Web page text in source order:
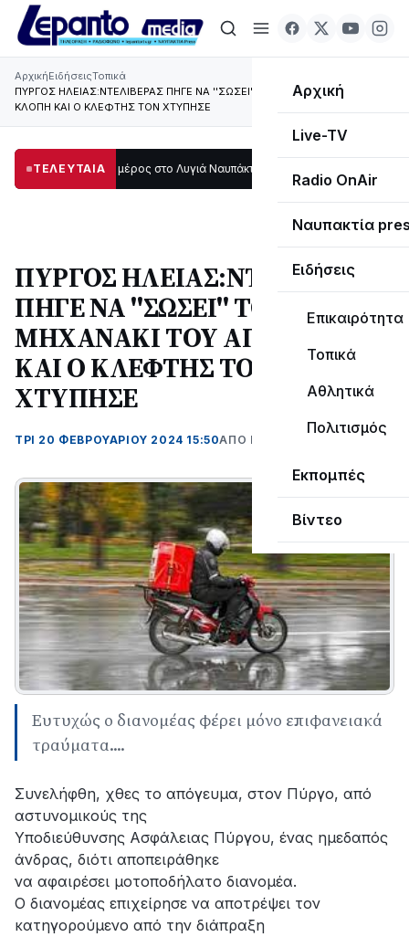
Αρχική
Live-TV
Radio OnAir
Ναυπακτία
Ειδήσεις
Επικαιρότητα
Τοπικά
Αθλητικά
Πολιτισμός
Εκπομπές
Βίντεο
ΑρχικήΕιδήσειςΤοπικά
ΠΥΡΓΟΣ ΗΛΕΙΑΣ:ΝΤΕΛΙΒΕΡΑΣ ΠΗΓΕ ΝΑ ''ΣΩΣΕΙ'' ΤΟ ΜΗΧΑΝΑΚΙ ΤΟΥ ΑΠΟ
ΚΛΟΠΗ ΚΑΙ Ο ΚΛΕΦΤΗΣ ΤΟΝ ΧΤΥΠΗΣΕ
ΤΕΛΕΥΤΑΙΑ
μεγάλο μέρος στο Λυγιά Ναυπάκτου12:08
ΠΥΡΓΟΣ ΗΛΕΙΑΣ:ΝΤΕΛΙΒΕΡΑΣ
ΠΗΓΕ ΝΑ ''ΣΩΣΕΙ'' ΤΟ
ΜΗΧΑΝΑΚΙ ΤΟΥ ΑΠΟ ΚΛΟΠΗ
ΚΑΙ Ο ΚΛΕΦΤΗΣ ΤΟΝ
ΧΤΥΠΗΣΕ
ΤΡΊ 20 ΦΕΒΡΟΥΑΡΊΟΥ 2024 15:50ΑΠΌ ΜΑΝΤΩ ΚΑΠΕΝΤΖΩΝΗ
Ευτυχώς ο διανομέας φέρει μόνο επιφανειακά
τραύματα....
Συνελήφθη, χθες το απόγευμα, στον Πύργο, από
αστυνομικούς της
Υποδιεύθυνσης Ασφάλειας Πύργου, ένας ημεδαπός
άνδρας, διότι αποπειράθηκε
να αφαιρέσει μοτοποδήλατο διανομέα.
Ο διανομέας επιχείρησε να αποτρέψει τον
κατηγορούμενο από την διάπραξη